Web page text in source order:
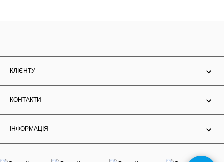
КЛІЄНТУ
КОНТАКТИ
ІНФОРМАЦІЯ